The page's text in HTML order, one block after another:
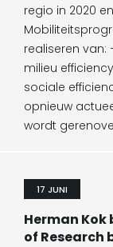
regio in 2020
realiseren van:
milieu
sociale
opnieuw
wordt
17 JUNI
Herman
of Research